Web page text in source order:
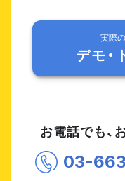
実際
デモ・
お電話でも、
03-